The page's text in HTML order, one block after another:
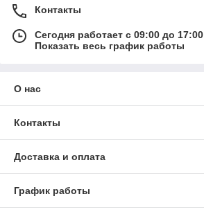
Контакты
Сегодня работает с 09:00 до 17:00
Показать весь график работы
О нас
Контакты
Доставка и оплата
График работы